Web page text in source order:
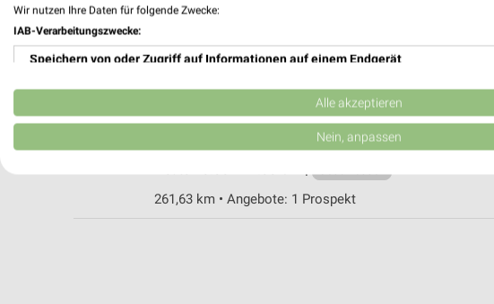
Heute 09:00 - 15:00 Uhr |
231,64 km • Angebote: 1 Prospekt
ZOO-BUSCH City Göttingen
Johanniskirchhof 1
261,63 km • Angebote: 1 Prospekt
Wir nutzen Ihre Daten für folgende Zwecke:
IAB-Verarbeitungszwecke:
Speichern von oder Zugriff auf Informationen auf einem Endgerät
Verwendung reduzierter Daten zur Auswahl von Werbeanzeigen
Erstellung von Profilen für personalisierte Werbung
Erstellung von Profilen zur Personalisierung von Inhalten
Alle akzeptieren
Nein, anpassen